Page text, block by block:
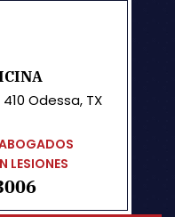
Odessa, TX
LESIONES